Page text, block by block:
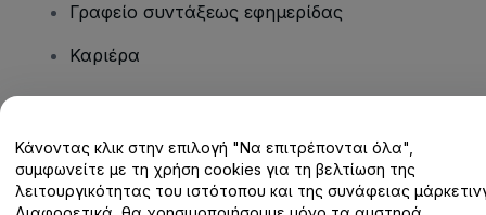
Γραφείο συντάξεως εφημερίδας
Καριέρα
Κέντρο βοήθειας / Επικοινωνήστε μαζί μας
Κάνοντας κλικ στην επιλογή "Να επιτρέπονται όλα",
συμφωνείτε με τη χρήση cookies για τη βελτίωση της
λειτουργικότητας του ιστότοπου και της συνάφειας